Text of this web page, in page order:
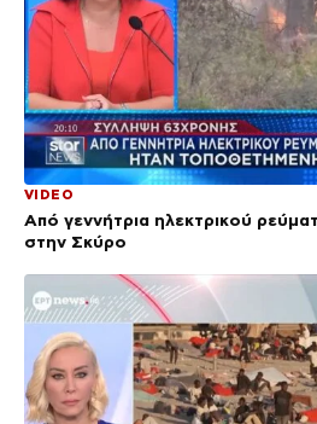
VIDEO
Από γεννήτρια ηλεκτρικού
στην Σκύρο